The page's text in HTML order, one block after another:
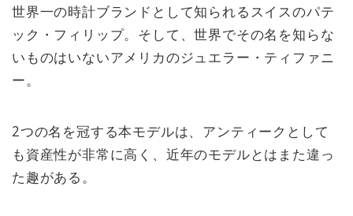
世界一の時計ブランドとして知られるスイスのパテ
ック・フィリップ。そして、世界でその名を知らな
いものはいないアメリカのジュエラー・ティファニ
ー。
2つの名を冠する本モデルは、アンティークとして
も資産性が非常に高く、近年のモデルとはまた違っ
た趣がある。